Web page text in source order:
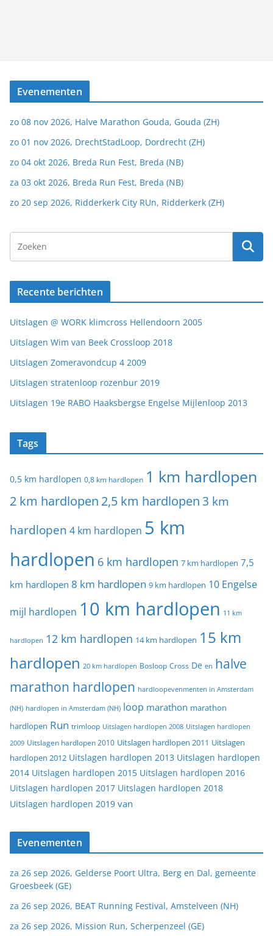
Evenementen
zo 08 nov 2026, Halve Marathon Gouda, Gouda (ZH)
zo 01 nov 2026, DrechtStadLoop, Dordrecht (ZH)
zo 04 okt 2026, Breda Run Fest, Breda (NB)
za 03 okt 2026, Breda Run Fest, Breda (NB)
zo 20 sep 2026, Ridderkerk City RUn, Ridderkerk (ZH)
Recente berichten
Uitslagen @ WORK klimcross Hellendoorn 2005
Uitslagen Wim van Beek Crossloop 2018
Uitslagen Zomeravondcup 4 2009
Uitslagen stratenloop rozenbur 2019
Uitslagen 19e RABO Haaksbergse Engelse Mijlenloop 2013
Tags
0,5 km hardlopen 0,8 km hardlopen 1 km hardlopen
2 km hardlopen 2,5 km hardlopen 3 km
hardlopen 4 km hardlopen 5 km
hardlopen 6 km hardlopen 7 km hardlopen 7,5
km hardlopen 8 km hardlopen 9 km hardlopen 10 Engelse
mijl hardlopen 10 km hardlopen 11 km
hardlopen 12 km hardlopen 14 km hardlopen 15 km
hardlopen 20 km hardlopen Bosloop Cross De en halve
marathon hardlopen hardloopevenmenten in Amsterdam
(NH) hardlopen in Amsterdam (NH) loop marathon marathon
hardlopen Run trimloop Uitslagen hardlopen 2008 Uitslagen hardlopen
2009 Uitslagen hardlopen 2010 Uitslagen hardlopen 2011 Uitslagen
hardlopen 2012 Uitslagen hardlopen 2013 Uitslagen hardlopen
2014 Uitslagen hardlopen 2015 Uitslagen hardlopen 2016
Uitslagen hardlopen 2017 Uitslagen hardlopen 2018
Uitslagen hardlopen 2019 van
Evenementen
za 26 sep 2026, Gelderse Poort Ultra, Berg en Dal, gemeente
Groesbeek (GE)
za 26 sep 2026, BEAT Running Festival, Amstelveen (NH)
za 26 sep 2026, Mission Run, Scherpenzeel (GE)